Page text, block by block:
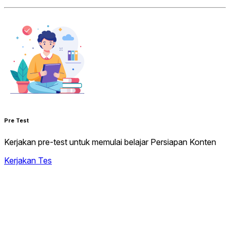
Pre Test
Kerjakan pre-test untuk memulai belajar Persiapan Konten
Kerjakan Tes